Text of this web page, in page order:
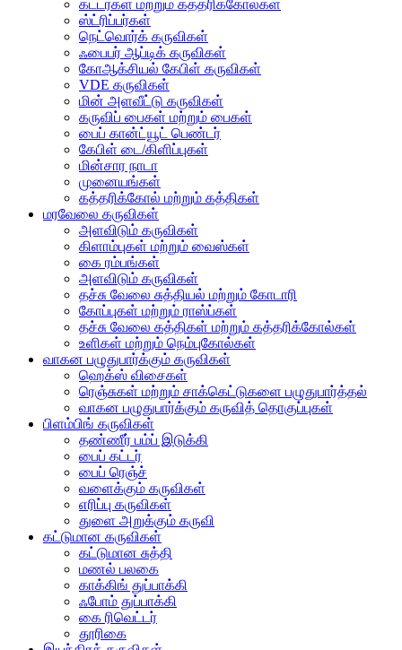
கட்டர்கள் மற்றும் கத்தரிக்கோல்கள்
ஸ்ட்ரிப்பர்கள்
நெட்வொர்க் கருவிகள்
ஃபைபர் ஆப்டிக் கருவிகள்
கோஆக்சியல் கேபிள் கருவிகள்
VDE கருவிகள்
மின் அளவீட்டு கருவிகள்
கருவிப் பைகள் மற்றும் பைகள்
பைப் கான்ட்யூட் பெண்டர்
கேபிள் டை/கிளிப்புகள்
மின்சார நாடா
முனையங்கள்
கத்தரிக்கோல் மற்றும் கத்திகள்
மரவேலை கருவிகள்
அளவிடும் கருவிகள்
கிளாம்புகள் மற்றும் வைஸ்கள்
கை ரம்பங்கள்
அளவிடும் கருவிகள்
தச்சு வேலை சுத்தியல் மற்றும் கோடாரி
கோப்புகள் மற்றும் ராஸ்ப்கள்
தச்சு வேலை கத்திகள் மற்றும் கத்தரிக்கோல்கள்
உளிகள் மற்றும் நெம்புகோல்கள்
வாகன பழுதுபார்க்கும் கருவிகள்
ஹெக்ஸ் விசைகள்
ரெஞ்சுகள் மற்றும் சாக்கெட்டுகளை பழுதுபார்த்தல்
வாகன பழுதுபார்க்கும் கருவித் தொகுப்புகள்
பிளம்பிங் கருவிகள்
தண்ணீர் பம்ப் இடுக்கி
பைப் கட்டர்
பைப் ரெஞ்ச்
வளைக்கும் கருவிகள்
எரிப்பு கருவிகள்
துளை அறுக்கும் கருவி
கட்டுமான கருவிகள்
கட்டுமான சுத்தி
மணல் பலகை
காக்கிங் துப்பாக்கி
ஃபோம் துப்பாக்கி
கை ரிவெட்டர்
தூரிகை